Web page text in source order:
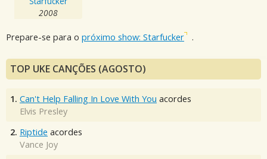
2008
Prepare-se para o próximo show: Starfucker .
TOP UKE CANÇÕES (AGOSTO)
1. Can't Help Falling In Love With You acordes
Elvis Presley
2. Riptide acordes
Vance Joy